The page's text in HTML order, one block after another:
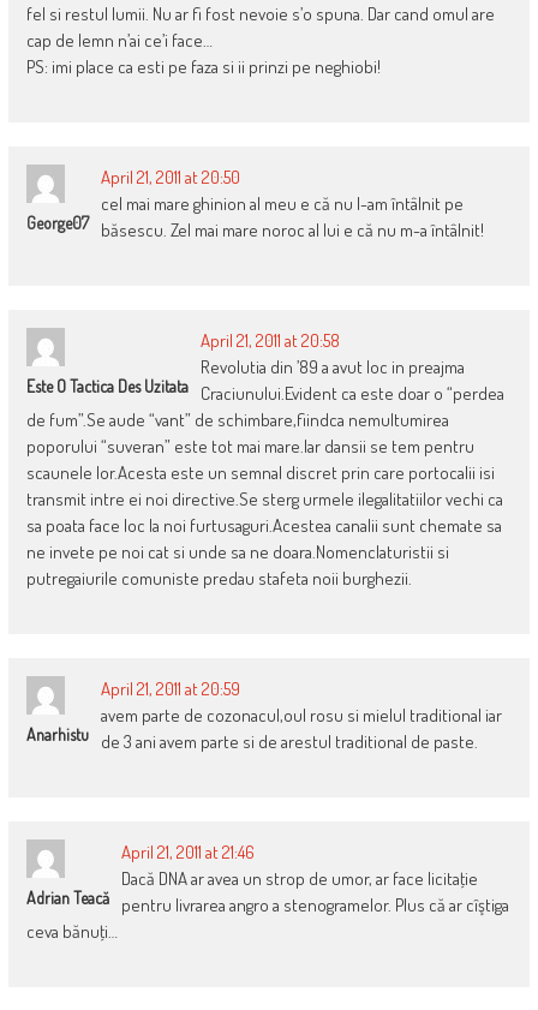
fel si restul lumii. Nu ar fi fost nevoie s’o spuna. Dar cand omul are
cap de lemn n’ai ce’i face…
PS: imi place ca esti pe faza si ii prinzi pe neghiobi!
George07
April 21, 2011 at 20:50
cel mai mare ghinion al meu e că nu l-am întâlnit pe
băsescu. Zel mai mare noroc al lui e că nu m-a întâlnit!
Este O Tactica Des Uzitata
April 21, 2011 at 20:58
Revolutia din ’89 a avut loc in preajma
Craciunului.Evident ca este doar o “perdea
de fum”.Se aude “vant” de schimbare,fiindca nemultumirea
poporului “suveran” este tot mai mare.Iar dansii se tem pentru
scaunele lor.Acesta este un semnal discret prin care portocalii isi
transmit intre ei noi directive.Se sterg urmele ilegalitatiilor vechi ca
sa poata face loc la noi furtusaguri.Acestea canalii sunt chemate sa
ne invete pe noi cat si unde sa ne doara.Nomenclaturistii si
putregaiurile comuniste predau stafeta noii burghezii.
Anarhistu
April 21, 2011 at 20:59
avem parte de cozonacul,oul rosu si mielul traditional iar
de 3 ani avem parte si de arestul traditional de paste.
Adrian Teacă
April 21, 2011 at 21:46
Dacă DNA ar avea un strop de umor, ar face licitaţie
pentru livrarea angro a stenogramelor. Plus că ar cîştiga
ceva bănuţi…